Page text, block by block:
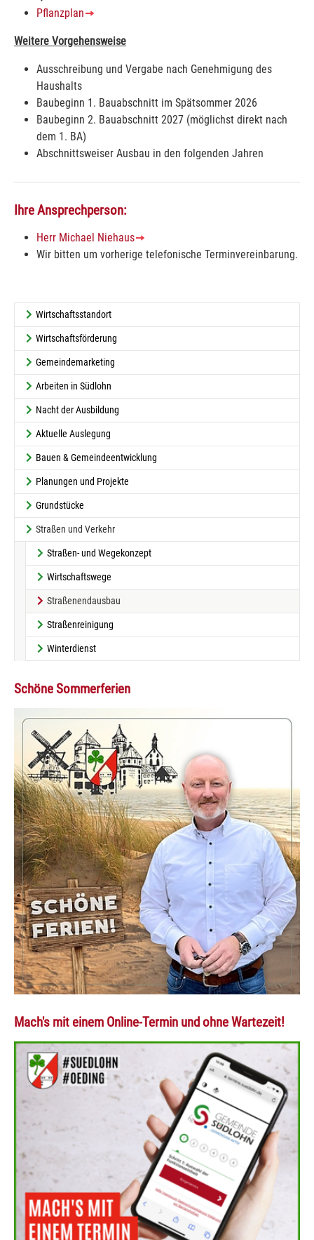
Pflanzplan
Weitere Vorgehensweise
Ausschreibung und Vergabe nach Genehmigung des
Haushalts
Baubeginn 1. Bauabschnitt im Spätsommer 2026
Baubeginn 2. Bauabschnitt 2027 (möglichst direkt nach
dem 1. BA)
Abschnittsweiser Ausbau in den folgenden Jahren
Ihre Ansprechperson:
Herr Michael Niehaus
Wir bitten um vorherige telefonische Terminvereinbarung.
Wirtschaftsstandort
Wirtschaftsförderung
Gemeindemarketing
Arbeiten in Südlohn
Nacht der Ausbildung
Aktuelle Auslegung
Bauen & Gemeindeentwicklung
Planungen und Projekte
Grundstücke
Straßen und Verkehr
Straßen- und Wegekonzept
Wirtschaftswege
Straßenendausbau
Straßenreinigung
Winterdienst
Schöne Sommerferien
Mach's mit einem Online-Termin und ohne Wartezeit!